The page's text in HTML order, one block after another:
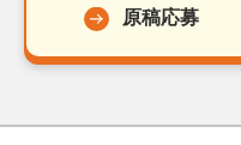
原稿応募